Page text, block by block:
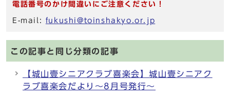
電話番号のかけ間違いにご注意ください！
E-mail: fukushi@toinshakyo.or.jp
この記事と同じ分類の記事
【城山壹シニアクラブ喜楽会】城山壹シニアク
ラブ喜楽会だより～8月号発行～